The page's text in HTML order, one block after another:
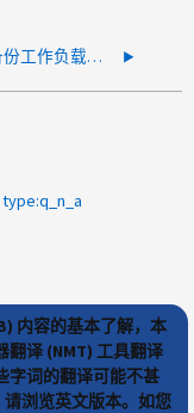
观察到备份工作负载的数据减少率较低
type:q_n_a
内容的基本了解，本
翻译 (NMT) 工具翻译
字词的翻译可能不甚
浏览英文版本。如您